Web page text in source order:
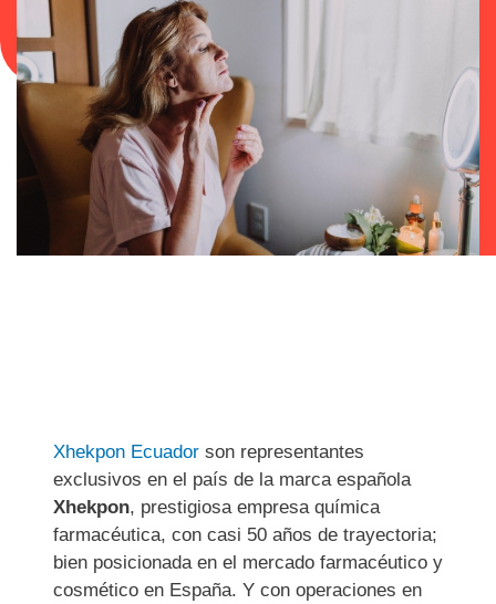
Xhekpon Ecuador son representantes
exclusivos en el país de la marca española
Xhekpon, prestigiosa empresa química
farmacéutica, con casi 50 años de trayectoria;
bien posicionada en el mercado farmacéutico y
cosmético en España. Y con operaciones en